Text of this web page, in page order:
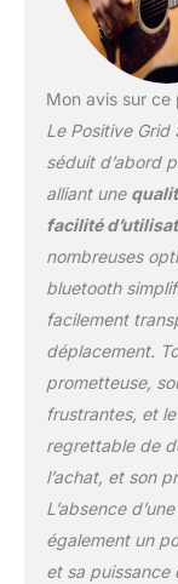
Mon avis sur ce
Le Positive
séduit d’abord
alliant une
facilité
nombreuses
bluetooth
facilement
déplacement.
prometteuse,
frustrantes, et
regrettable de
l’achat, et son
L’absence
également un
et sa puissance